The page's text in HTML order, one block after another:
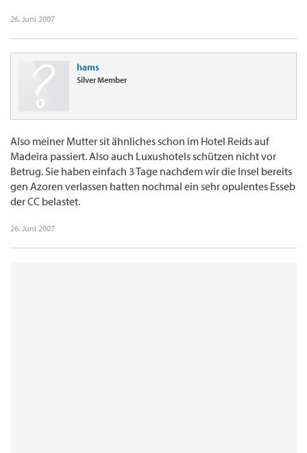
26. Juni 2007
hams
Silver Member
Also meiner Mutter sit ähnliches schon im Hotel Reids auf
Madeira passiert. Also auch Luxushotels schützen nicht vor
Betrug. Sie haben einfach 3 Tage nachdem wir die Insel bereits
gen Azoren verlassen hatten nochmal ein sehr opulentes Esseb
der CC belastet.
26. Juni 2007